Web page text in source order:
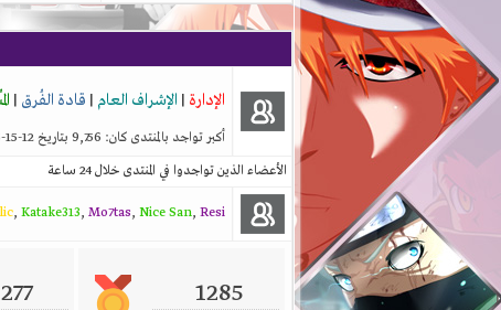
الإدارة | الإشراف العام | قادة الفُرق |
أكبر تواجد بالمنتدى كان: 9,756 بتاريخ 12-15-2025 الساعة 06:26 AM
الأعضاء الذين تواجدوا في المنتدى خلال 24 ساعة
, Katake313, Mo7tas, Nice San, Resi
1285